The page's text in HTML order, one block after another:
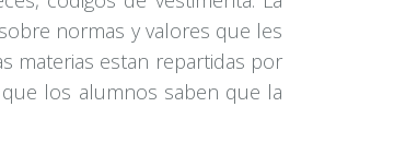
normas y valores que les
materias estan repartidas por
los alumnos saben que la